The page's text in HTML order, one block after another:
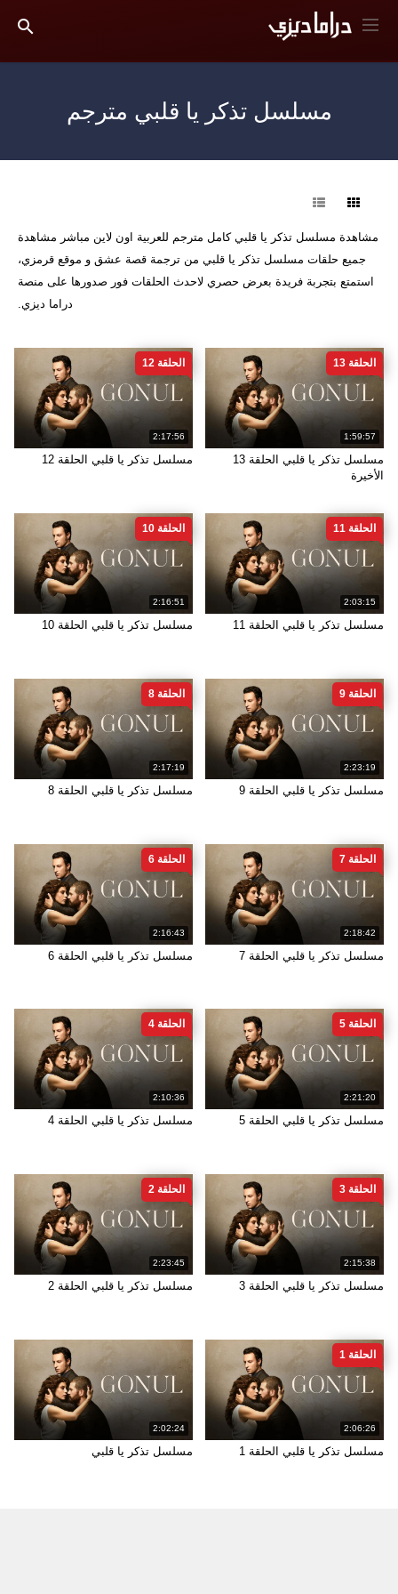
مسلسل تذكر يا قلبي مترجم
مشاهدة مسلسل تذكر يا قلبي كامل مترجم للعربية اون لاين مباشر مشاهدة
جميع حلقات مسلسل تذكر يا قلبي من ترجمة قصة عشق و موقع قرمزي،
استمتع بتجربة فريدة بعرض حصري لاحدث الحلقات فور صدورها على منصة
دراما ديزي.
1:59:57
الحلقة 13
مسلسل تذكر يا قلبي الحلقة 13
الأخيرة
2:17:56
الحلقة 12
مسلسل تذكر يا قلبي الحلقة 12
2:03:15
الحلقة 11
مسلسل تذكر يا قلبي الحلقة 11
2:16:51
الحلقة 10
مسلسل تذكر يا قلبي الحلقة 10
2:23:19
الحلقة 9
مسلسل تذكر يا قلبي الحلقة 9
2:17:19
الحلقة 8
مسلسل تذكر يا قلبي الحلقة 8
2:18:42
الحلقة 7
مسلسل تذكر يا قلبي الحلقة 7
2:16:43
الحلقة 6
مسلسل تذكر يا قلبي الحلقة 6
2:21:20
الحلقة 5
مسلسل تذكر يا قلبي الحلقة 5
2:10:36
الحلقة 4
مسلسل تذكر يا قلبي الحلقة 4
2:15:38
الحلقة 3
مسلسل تذكر يا قلبي الحلقة 3
2:23:45
الحلقة 2
مسلسل تذكر يا قلبي الحلقة 2
2:06:26
الحلقة 1
مسلسل تذكر يا قلبي الحلقة 1
2:02:24
مسلسل تذكر يا قلبي